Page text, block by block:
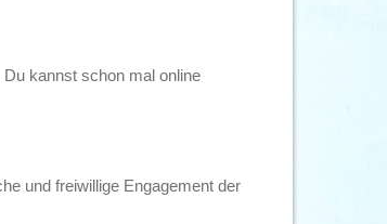
kannst schon mal online
und freiwillige Engagement der